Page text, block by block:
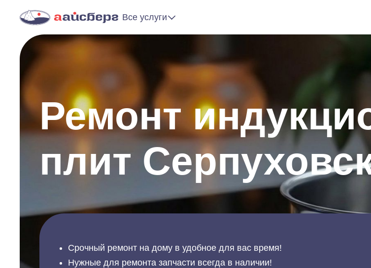
Все услуги
Ремонт
плит
Срочный ремонт на дому в удобное для вас время!
Нужные для ремонта запчасти всегда в наличии!